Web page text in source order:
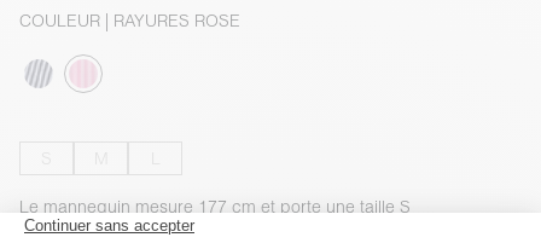
COULEUR | RAYURES ROSE
Le mannequin mesure 177 cm et porte une taille S